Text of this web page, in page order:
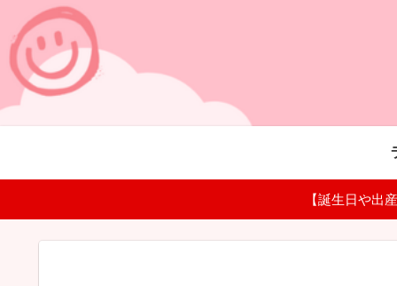
【誕生日や出